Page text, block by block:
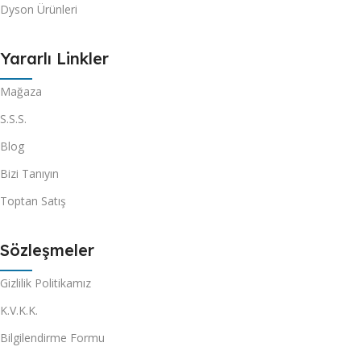
Dyson Ürünleri
Yararlı Linkler
Mağaza
S.S.S.
Blog
Bizi Tanıyın
Toptan Satış
Sözleşmeler
Gizlilik Politikamız
K.V.K.K.
Bilgilendirme Formu